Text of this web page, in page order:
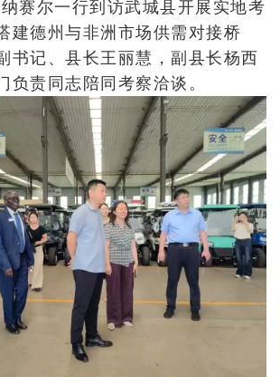
赛尔一行到访武城县开展实地考
建德州与非洲市场供需对接桥
书记、县长王丽慧，副县长杨西
负责同志陪同考察洽谈。